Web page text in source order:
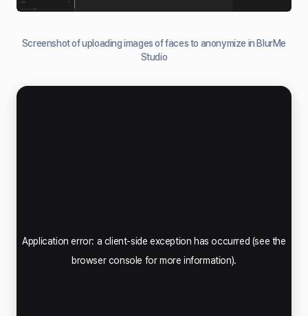
Screenshot of uploading images of faces to anonymize in BlurMe
Studio